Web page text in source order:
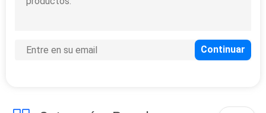
Cigarette